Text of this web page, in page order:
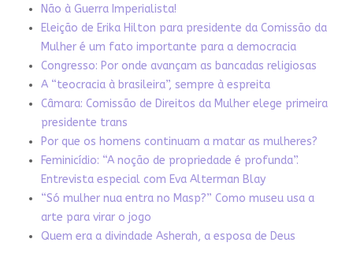
Não à Guerra Imperialista!
Eleição de Erika Hilton para presidente da Comissão da
Mulher é um fato importante para a democracia
Congresso: Por onde avançam as bancadas religiosas
A “teocracia à brasileira”, sempre à espreita
Câmara: Comissão de Direitos da Mulher elege primeira
presidente trans
Por que os homens continuam a matar as mulheres?
Feminicídio: “A noção de propriedade é profunda”.
Entrevista especial com Eva Alterman Blay
“Só mulher nua entra no Masp?” Como museu usa a
arte para virar o jogo
Quem era a divindade Asherah, a esposa de Deus